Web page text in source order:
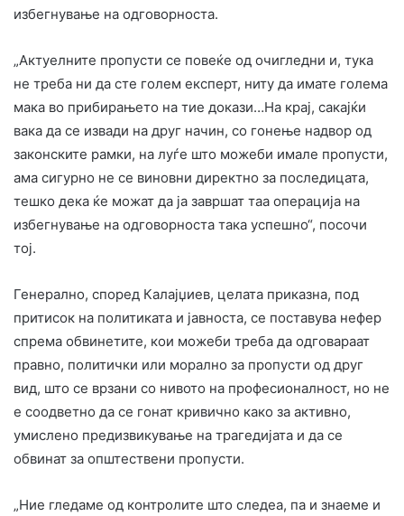
избегнување на одговорноста.
„Актуелните пропусти се повеќе од очигледни и, тука
не треба ни да сте голем експерт, ниту да имате голема
мака во прибирањето на тие докази…На крај, сакајќи
вака да се извади на друг начин, со гонење надвор од
законските рамки, на луѓе што можеби имале пропусти,
ама сигурно не се виновни директно за последицата,
тешко дека ќе можат да ја завршат таа операција на
избегнување на одговорноста така успешно“, посочи
тој.
Генерално, според Калајџиев, целата приказна, под
притисок на политиката и јавноста, се поставува нефер
спрема обвинетите, кои можеби треба да одговараат
правно, политички или морално за пропусти од друг
вид, што се врзани со нивото на професионалност, но не
е соодветно да се гонат кривично како за активно,
умислено предизвикување на трагедијата и да се
обвинат за општествени пропусти.
„Ние гледаме од контролите што следеа, па и знаеме и